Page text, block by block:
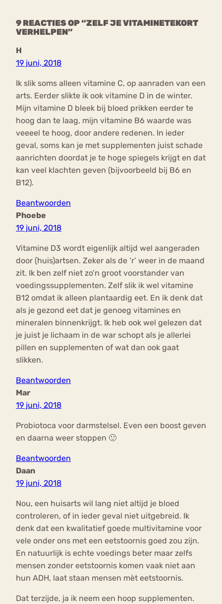
9 REACTIES OP “ZELF JE VITAMINETEKORT
VERHELPEN”
H
19 juni, 2018
Ik slik soms alleen vitamine C, op aanraden van een
arts. Eerder slikte ik ook vitamine D in de winter.
Mijn vitamine D bleek bij bloed prikken eerder te
hoog dan te laag, mijn vitamine B6 waarde was
veeeel te hoog, door andere redenen. In ieder
geval, soms kan je met supplementen juist schade
aanrichten doordat je te hoge spiegels krijgt en dat
kan veel klachten geven (bijvoorbeeld bij B6 en
B12).
Beantwoorden
Phoebe
19 juni, 2018
Vitamine D3 wordt eigenlijk altijd wel aangeraden
door (huis)artsen. Zeker als de ‘r’ weer in de maand
zit. Ik ben zelf niet zo’n groot voorstander van
voedingssupplementen. Zelf slik ik wel vitamine
B12 omdat ik alleen plantaardig eet. En ik denk dat
als je gezond eet dat je genoeg vitamines en
mineralen binnenkrijgt. Ik heb ook wel gelezen dat
je juist je lichaam in de war schopt als je allerlei
pillen en supplementen of wat dan ook gaat
slikken.
Beantwoorden
Mar
19 juni, 2018
Probiotoca voor darmstelsel. Even een boost geven
en daarna weer stoppen 🙂
Beantwoorden
Daan
19 juni, 2018
Nou, een huisarts wil lang niet altijd je bloed
controleren, of in ieder geval niet uitgebreid. Ik
denk dat een kwalitatief goede multivitamine voor
vele onder ons met een eetstoornis goed zou zijn.
En natuurlijk is echte voedings beter maar zelfs
mensen zonder eetstoornis komen vaak niet aan
hun ADH, laat staan mensen mèt eetstoornis.
Dat terzijde, ja ik neem een hoop supplementen.